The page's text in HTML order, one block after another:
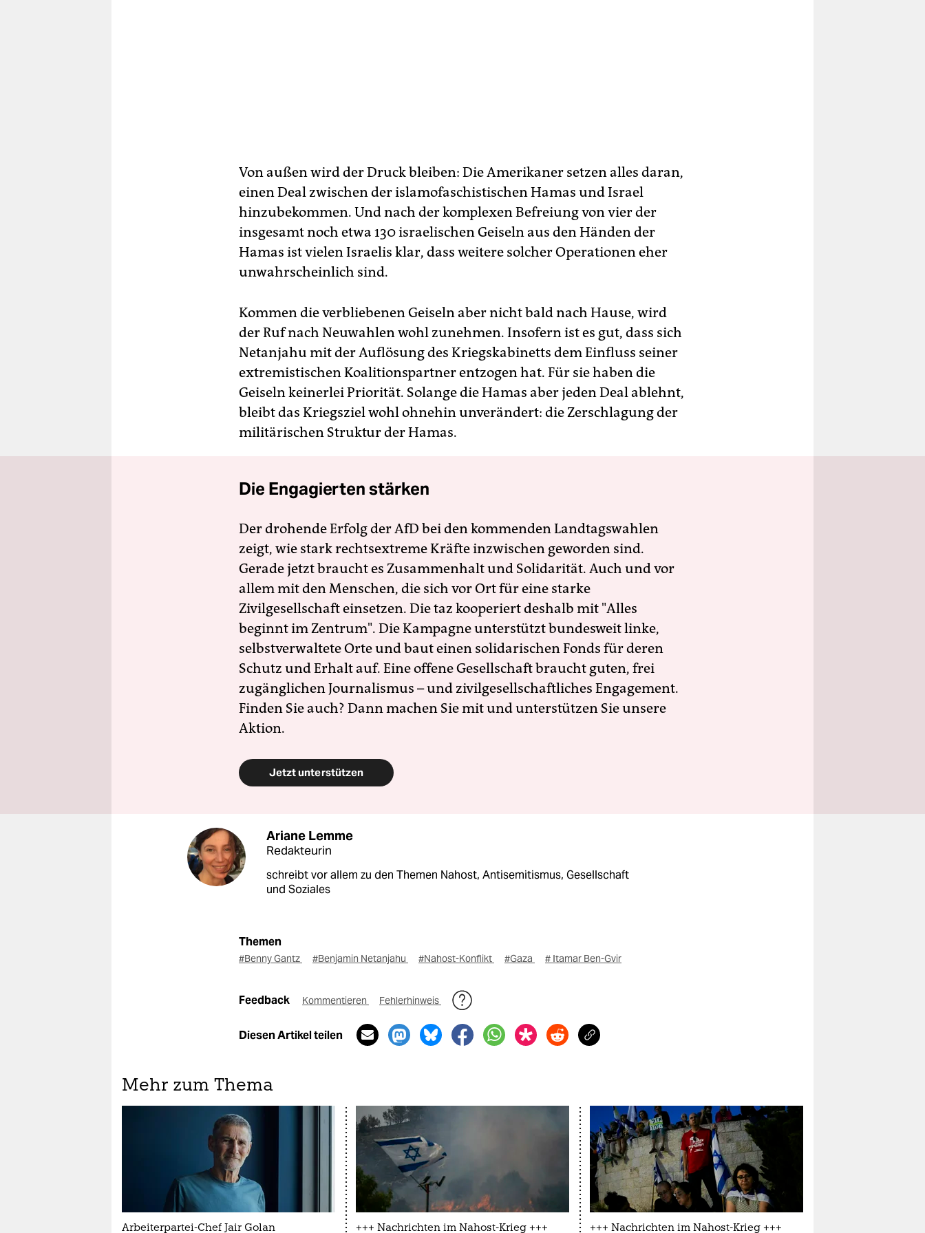
Von außen wird der Druck bleiben: Die Amerikaner setzen alles daran,
einen Deal zwischen der islamofaschistischen Hamas und Israel
hinzubekommen. Und nach der komplexen Befreiung von vier der
insgesamt noch etwa 130 israe­lischen Geiseln aus den Händen der
Hamas ist vielen Israelis klar, dass weitere solcher Operationen eher
unwahrscheinlich sind.
Kommen die verbliebenen Geiseln aber nicht bald nach Hause, wird
der Ruf nach Neuwahlen wohl zunehmen. Insofern ist es gut, dass sich
Netanjahu mit der Auflösung des Kriegskabinetts dem Einfluss seiner
extremistischen Koalitionspartner entzogen hat. Für sie haben die
Geiseln keinerlei Priorität. Solange die Hamas aber jeden Deal ablehnt,
bleibt das Kriegsziel wohl ohnehin unverändert: die Zerschlagung der
militärischen Struktur der Hamas.
Die Engagierten stärken
Der drohende Erfolg der AfD bei den kommenden Landtagswahlen
zeigt, wie stark rechtsextreme Kräfte inzwischen geworden sind.
Gerade jetzt braucht es Zusammenhalt und Solidarität. Auch und vor
allem mit den Menschen, die sich vor Ort für eine starke
Zivilgesellschaft einsetzen. Die taz kooperiert deshalb mit "Alles
beginnt im Zentrum". Die Kampagne unterstützt bundesweit linke,
selbstverwaltete Orte und baut einen solidarischen Fonds für deren
Schutz und Erhalt auf. Eine offene Gesellschaft braucht guten, frei
zugänglichen Journalismus – und zivilgesellschaftliches Engagement.
Finden Sie auch? Dann machen Sie mit und unterstützen Sie unsere
Aktion.
Jetzt unterstützen
Ariane Lemme
Redakteurin
schreibt vor allem zu den Themen Nahost, Antisemitismus, Gesellschaft
und Soziales
Themen
#Benny Gantz #Benjamin Netanjahu #Nahost-Konflikt #Gaza # Itamar Ben-Gvir
Feedback Kommentieren Fehlerhinweis
Diesen Artikel teilen
Mehr zum Thema
Arbeiterpartei-Chef Jair Golan +++ Nachrichten im Nahost-Krieg +++ +++ Nachrichten im Nahost-Krieg +++